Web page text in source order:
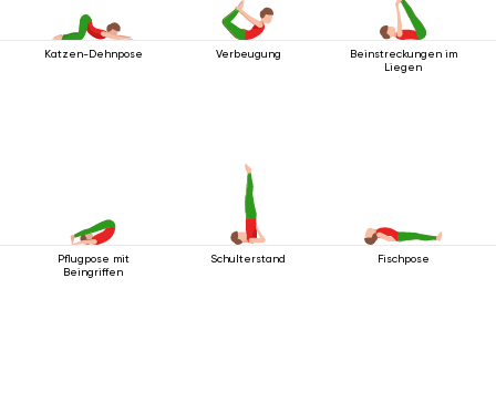
Katzen-Dehnpose Verbeugung
Beinstreckungen im
Liegen
Pflugpose mit
Beingriffen
Schulterstand Fischpose